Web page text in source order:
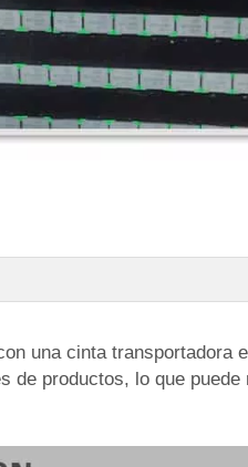
una cinta
de productos, lo que